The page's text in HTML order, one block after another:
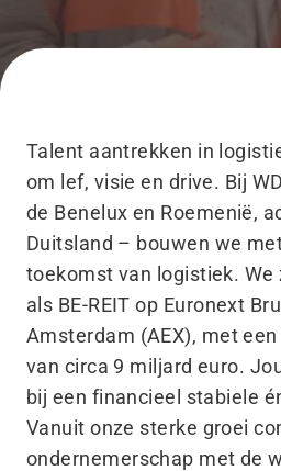
Talent aantrekken in
om lef, visie en drive. Bij
de Benelux en Roemenië,
Duitsland – bouwen we
toekomst van logistiek. We
als BE-REIT op Euronext
Amsterdam (AEX), met
van circa 9 miljard euro.
bij een financieel stabiele
Vanuit onze sterke groei
ondernemerschap met de